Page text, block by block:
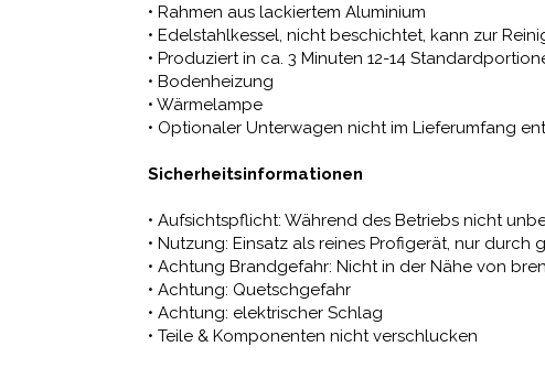
• Rahmen aus lackiertem Aluminium
• Edelstahlkessel, nicht beschichtet, kann zur
• Produziert in ca. 3 Minuten 12-14
• Bodenheizung
• Wärmelampe
• Optionaler Unterwagen nicht im Lieferumfang
Sicherheitsinformationen
• Aufsichtspflicht: Während des Betriebs nicht
• Nutzung: Einsatz als reines Profigerät, nur
• Achtung Brandgefahr: Nicht in der Nähe von
• Achtung: Quetschgefahr
• Achtung: elektrischer Schlag
• Teile & Komponenten nicht verschlucken